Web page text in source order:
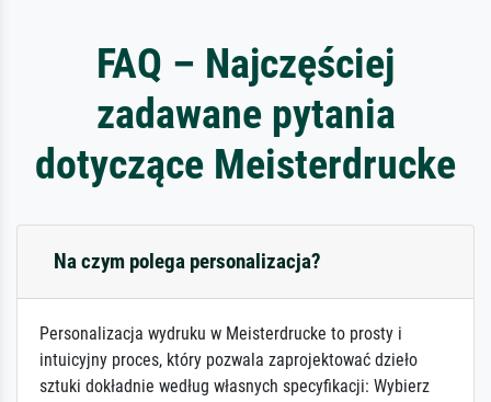
FAQ – Najczęściej
zadawane pytania
dotyczące Meisterdrucke
Na czym polega personalizacja?
Personalizacja wydruku w Meisterdrucke to prosty i
intuicyjny proces, który pozwala zaprojektować dzieło
sztuki dokładnie według własnych specyfikacji: Wybierz